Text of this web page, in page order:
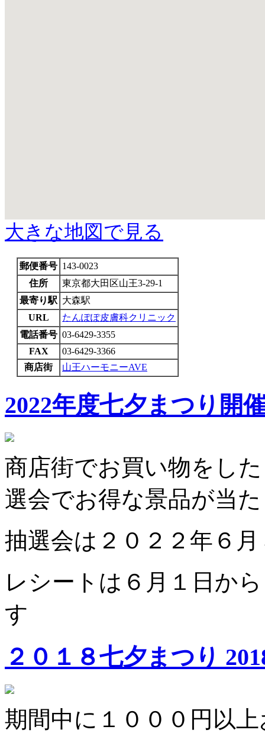
大きな地図で見る
郵便番号 143-0023
住所
東京都大田区山王3-29-1
最寄り駅 大森駅
URL
たんぽぽ皮膚科クリニック
電話番号 03-6429-3355
FAX
03-6429-3366
商店街
山王ハーモニーAVE
2022年度七夕まつり開
商店街でお買い物をし
選会でお得な景品が当
抽選会は２０２２年６
レシートは６月１日か
す
２０１８七夕まつり
期間中に１０００円以